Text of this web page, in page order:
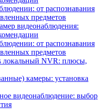
от распознавания
предметов
видеонаблюдения:
от распознавания
предметов
локальный NVR: плюсы,
камеры: установка
видеонаблюдение: выбор